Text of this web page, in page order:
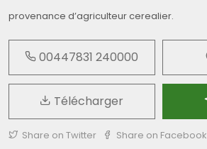
provenance d’agriculteur cerealier.
00447831 240000
Télécharger
Share on Twitter Share on Facebook